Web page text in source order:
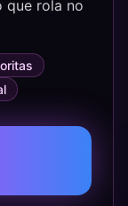
que rola no